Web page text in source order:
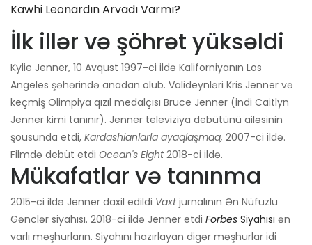
Kawhi Leonardın Arvadı Varmı?
İlk illər və şöhrət yüksəldi
Kylie Jenner, 10 Avqust 1997-ci ildə Kaliforniyanın Los
Angeles şəhərində anadan olub. Valideynləri Kris Jenner və
keçmiş Olimpiya qızıl medalçısı Bruce Jenner (indi Caitlyn
Jenner kimi tanınır). Jenner televiziya debütünü ailəsinin
şousunda etdi, Kardashianlarla ayaqlaşmaq, 2007-ci ildə.
Filmdə debüt etdi Ocean's Eight2018-ci ildə.
Mükafatlar və tanınma
2015-ci ildə Jenner daxil edildi Vaxtjurnalının Ən Nüfuzlu
Gənclər siyahısı. 2018-ci ildə Jenner etdi Forbes Siyahısı ən
varlı məşhurların. Siyahını hazırlayan digər məşhurlar idi